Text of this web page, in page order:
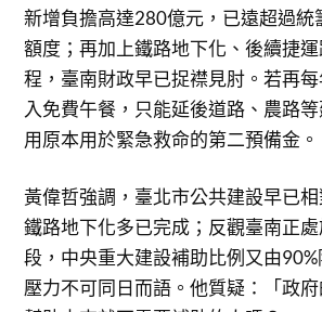
新增負擔高達280億元，已遠超過統
額度；再加上鐵路地下化、後續捷
程，臺南財政早已捉襟見肘。若再
入免費午餐，只能延後道路、農路
用原本用於緊急救命的第二預備金。
黃偉哲強調，臺北市公共建設早已
鐵路地下化多已完成；反觀臺南正
段，中央重大建設補助比例又由
壓力不可同日而語。他質疑：「政